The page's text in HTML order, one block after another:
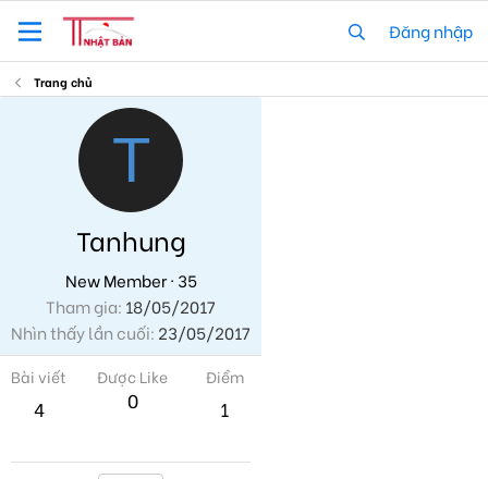
Đăng nhập
Trang chủ
T
Tanhung
New Member · 35
Tham gia 18/05/2017
Nhìn thấy lần cuối 23/05/2017
Bài viết
4
Được Like
0
Điểm
1